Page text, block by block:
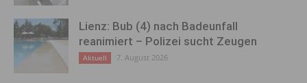
Lienz: Bub (4) nach Badeunfall
reanimiert – Polizei sucht Zeugen
Aktuell 7. August 2026